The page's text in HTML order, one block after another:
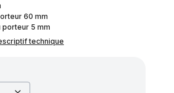
60 mm
porteur 5 mm
technique